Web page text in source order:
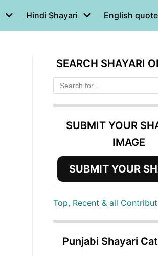
Hindi Shayari English
SEARCH SHAYARI
SUBMIT YOUR
IMAGE
SUBMIT YOUR
Top, Recent & all
Punjabi Shayari